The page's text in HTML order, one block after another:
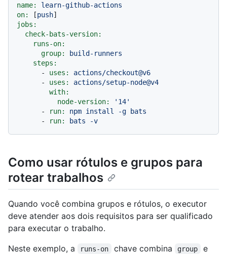
name:
learn-github-actions
on:
[push
jobs:
check-bats-version:
runs-on:
group:
build-runners
steps:
-
uses:
actions/checkout@v6
-
uses:
actions/setup-node@v4
with:
node-version:
'14'
-
run: npm install -g bats
-
run: bats -v
Como usar rótulos e grupos para
rotear trabalhos
Quando você combina grupos e rótulos, o executor
deve atender aos dois requisitos para ser qualificado
para executar o trabalho.
Neste exemplo, a
runs-on chave combina group e